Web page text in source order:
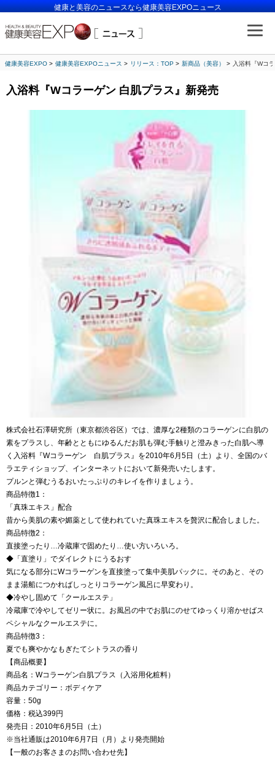
健康と美容のニュースなら健康美容EXPOニュース
健康美容EXPO 健康美容EXPOニュース リリース：TOP 新商品（美容） 入浴料『Wコ
入浴料『Wコラーゲン 白肌プラス』新発売
株式会社石澤研究所（東京都渋谷区）では、濃厚な2種類のコラーゲンに白肌の
素をプラスし、年齢とともにゆるんだお肌も弾む手触りと澄みきった白肌へ導
く入浴料『Wコラーゲン 白肌プラス』を2010年6月5日（土）より、全国のバ
ラエティショップ、インターネットにおいて新発売いたします。
プルンと弾むうるおいたっぷりのキレイを作りましょう。
商品特徴1：
「真珠エキス」配合
昔から美肌の素や媚薬として使われていた真珠エキスを贅沢に配合しました。
商品特徴2：
直接塗ったり…冷蔵庫で固めたり…使い方いろいろ。
◆「直塗り」でダイレクトにうるおす
気になる部分にWコラーゲンを直接塗って集中美肌パックに。そのあと、その
まま湯船につかればしっとりコラーゲン風呂に早変わり。
◆冷やし固めて「クールエステ」
冷蔵庫で冷やしてゼリー状に。お風呂の中でお肌にのせてゆっくり溶かせばス
ペシャルなクールエステに。
商品特徴3：
夏でも爽やかなもぎたてシトラスの香り
【商品概要】
商品名：Wコラーゲン白肌プラス（入浴用化粧料）
商品カテゴリー：ボディケア
容量：50g
価格：税込399円
発売日：2010年6月5日（土）
※当社通販は2010年6月7日（月）より発売開始
【一般のお客さまのお問い合わせ先】